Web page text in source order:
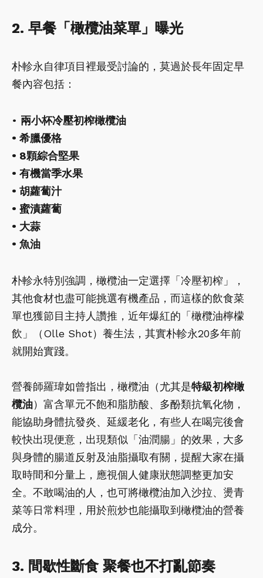
2. 早餐「橄欖油菜單」曝光
朴軫永自律項目裡最受討論的，莫過於長年固定早
餐內容包括：
• 兩小杯冷壓初榨橄欖油
• 希臘優格
• 8顆綜合堅果
• 有機當季水果
• 胡蘿蔔汁
• 蜜漬蘿蔔
• 大蒜
• 魚油
朴軫永特別強調，橄欖油一定選擇「冷壓初榨」，
其他食材也盡可能挑選有機產品，而這樣的飲食菜
單也獲節目主持人讚推，近年爆紅的「橄欖油檸檬
飲」（Olle Shot）養生法，其實朴軫永20多年前
就開始實踐。
營養師羅瑋如曾指出，橄欖油（尤其是特級初榨橄
欖油）富含單元不飽和脂肪酸、多酚類抗氧化物，
能協助身體抗發炎、延緩老化，有些人在喝完後會
較快出現便意，出現類似「油潤腸」的效果，大多
與身體的腸道反射及油脂攝取有關，提醒大家在攝
取時間和分量上，應視個人健康狀態調整更加安
全。不敢喝油的人，也可將橄欖油加入沙拉、燙青
菜等日常料理，用於煎炒也能攝取到橄欖油的營養
成分。
3. 間歇性斷食 聚餐也不打亂節奏